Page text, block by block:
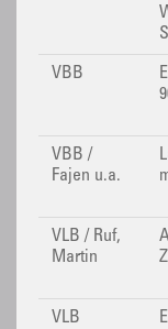
VBB
VBB /
Fajen u.a.
VLB / Ruf,
Martin
VLB